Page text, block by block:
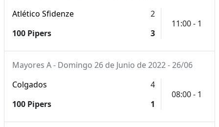
Atlético Sfidenze
2
100 Pipers
3
11:00 - 1
Mayores A - Domingo 26 de Junio de 2022 - 26/06
Colgados
4
100 Pipers
1
08:00 - 1